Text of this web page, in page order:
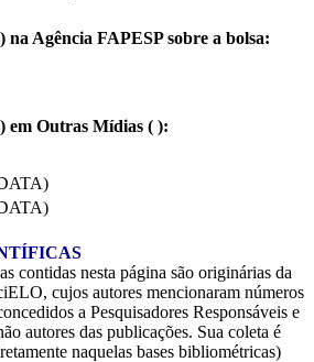
Agência FAPESP sobre a bolsa:
em Outras Mídias ( ):
contidas nesta página são originárias da
cujos autores mencionaram números
a Pesquisadores Responsáveis e
autores das publicações. Sua coleta é
naquelas bases bibliométricas)